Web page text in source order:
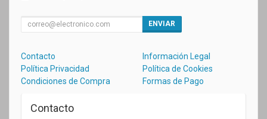
ENVIAR
Contacto
Información Legal
Política Privacidad
Política de Cookies
Condiciones de Compra
Formas de Pago
Contacto